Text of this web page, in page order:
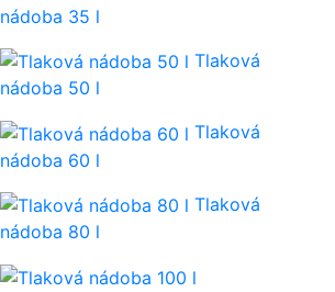
nádoba 35 l
Tlaková
nádoba 50 l
Tlaková
nádoba 60 l
Tlaková
nádoba 80 l